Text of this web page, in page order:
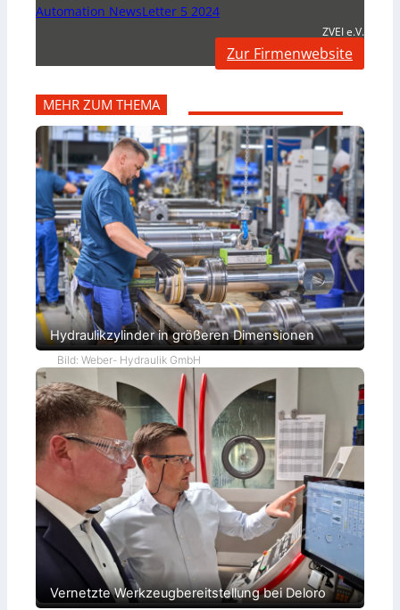
Automation NewsLetter 5 2024
ZVEI e.V.
Zur Firmenwebsite
MEHR ZUM THEMA
Hydraulikzylinder in größeren Dimensionen
Bild: Weber- Hydraulik GmbH
Vernetzte Werkzeugbereitstellung bei Deloro